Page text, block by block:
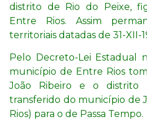
distrito de Rio do Peixe,
Entre Rios. Assim
territoriais datadas de 31-XII-
Pelo Decreto-Lei Estadual
município de Entre Rios
João Ribeiro e o
transferido do município de
Rios) para o de Passa Tempo.